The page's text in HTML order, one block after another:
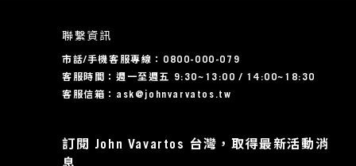
聯繫資訊
市話/手機客服專線：0800-000-079
客服時間：週一至週五 9:30~13:00 / 14:00~18:30
客服信箱：ask@johnvarvatos.tw
訂閱 John Vavartos 台灣，取得最新活動消